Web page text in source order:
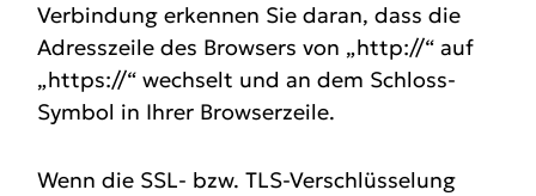
Verbindung erkennen Sie daran, dass die
Adresszeile des Browsers von „http://“ auf
„https://“ wechselt und an dem Schloss-
Symbol in Ihrer Browserzeile.
Wenn die SSL- bzw. TLS-Verschlüsselung